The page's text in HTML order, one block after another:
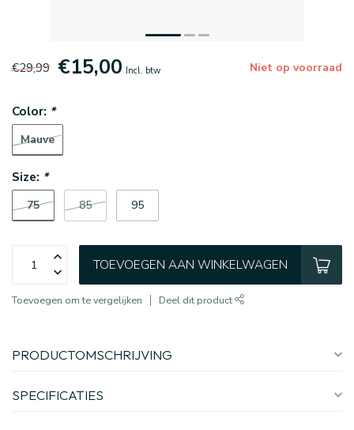
€29,99 €15,00 Incl. btw Niet op voorraad
Color: *
Mauve
Size: *
75 85 95
TOEVOEGEN AAN WINKELWAGEN
Toevoegen om te vergelijken Deel dit product
PRODUCTOMSCHRIJVING
SPECIFICATIES